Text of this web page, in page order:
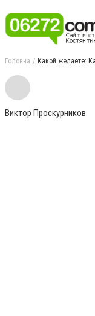
Головна Какой желаете:
Виктор Проскурников